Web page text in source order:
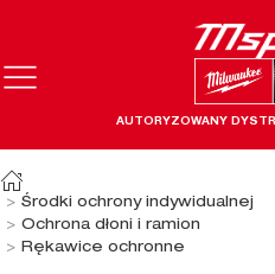
AUTORYZOWANY
Środki ochrony indywidualnej
Ochrona dłoni i ramion
Rękawice ochronne